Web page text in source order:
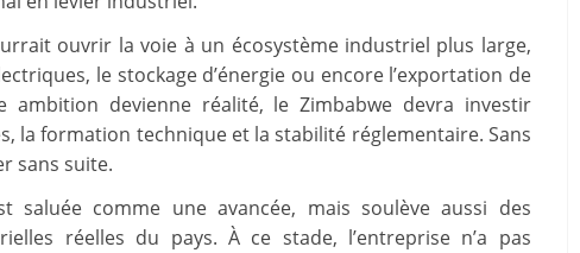
ouvrir la voie à un écosystème industriel plus large,
le stockage d’énergie ou encore l’exportation de
devienne réalité, le Zimbabwe devra investir
la formation technique et la stabilité réglementaire. Sans
sans suite.
saluée comme une avancée, mais soulève aussi des
réelles du pays. À ce stade, l’entreprise n’a pas